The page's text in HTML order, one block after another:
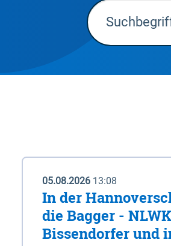
05.08.2026 13:08
In der
die Bagger -
Bissendorfer und